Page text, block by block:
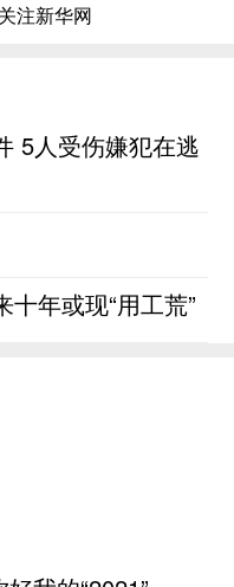
注新华网
5人受伤嫌犯在逃
年或现“用工荒”